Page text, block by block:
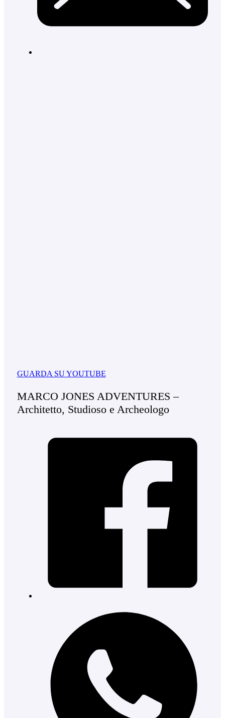
GUARDA SU YOUTUBE
MARCO JONES ADVENTURES –
Architetto, Studioso e Archeologo